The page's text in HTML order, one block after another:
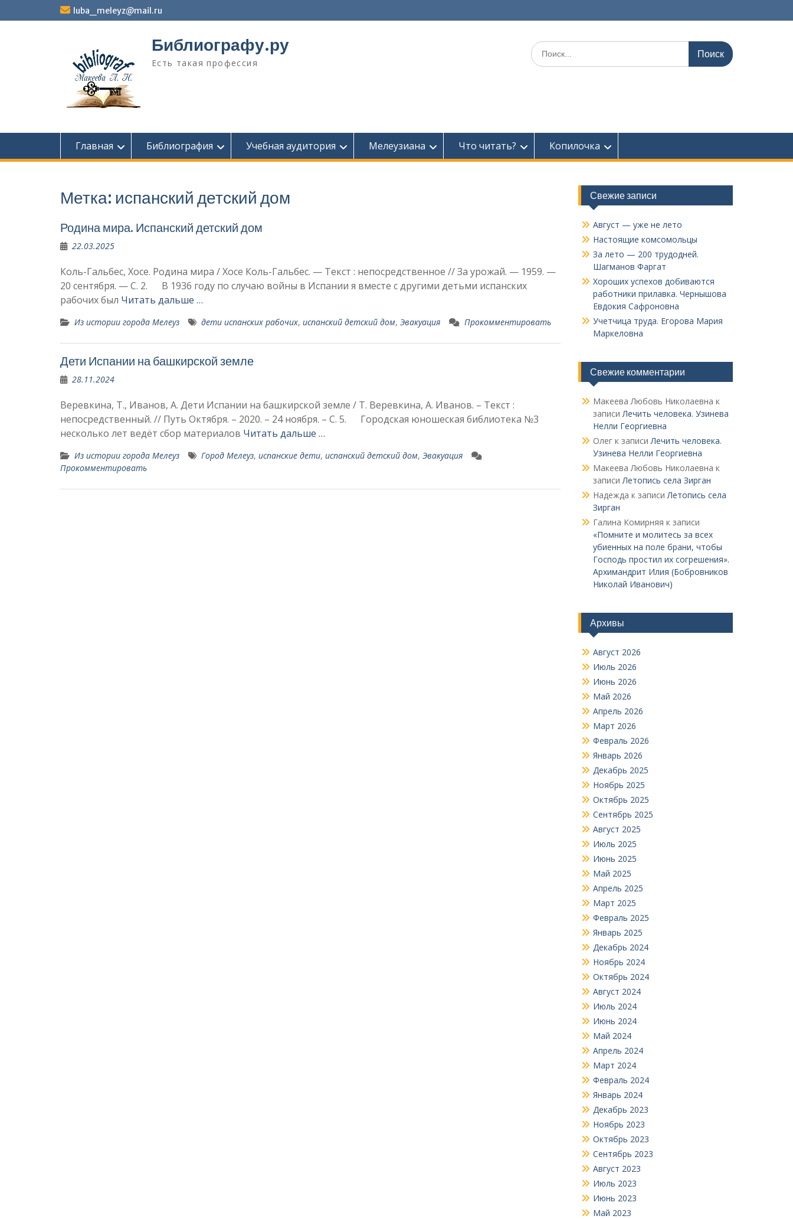
к
luba_meleyz@mail.ru
Библиографу.ру
Есть такая профессия
Поиск
по:
Главная Библиография Учебная аудитория Мелеузиана Что читать? Копилочка
Метка: испанский детский дом
Родина мира. Испанский детский дом
22.03.2025
Коль-Гальбес, Хосе. Родина мира / Хосе Коль-Гальбес. — Текст : непосредственное // За урожай. — 1959. —
20 сентября. — С. 2. В 1936 году по случаю войны в Испании я вместе с другими детьми испан­ских
рабочих был Читать дальше …
Из истории города Мелеуз дети испан­ских рабочих, испанский детский дом, Эвакуация Прокомментировать
Дети Испании на башкирской земле
28.11.2024
Веревкина, Т., Иванов, А. Дети Испании на башкирской земле / Т. Веревкина, А. Иванов. – Текст :
непосредственный. // Путь Октября. – 2020. – 24 ноября. – С. 5. Городская юношеская библиотека №3
несколько лет ведёт сбор материалов Читать дальше …
Из истории города Мелеуз Город Мелеуз, испанские дети, испанский детский дом, Эвакуация
Прокомментировать
Свежие записи
Август — уже не лето
Настоящие комсомольцы
За лето — 200 трудодней.
Шагманов Фаргат
Хороших успехов добиваются
работники прилавка. Чер­нышова
Евдокия Сафроновна
Учетчица труда. Его­рова Мария
Маркеловна
Свежие комментарии
Макеева Любовь Николаевна к
записиЛечить человека. Узинева
Нелли Георгиевна
Олегк записиЛечить человека.
Узинева Нелли Георгиевна
Макеева Любовь Николаевна к
записиЛетопись села Зирган
Надежда к записиЛетопись села
Зирган
Галина Комирняя к записи
«Помните и молитесь за всех
убиенных на поле брани, чтобы
Господь простил их согрешения».
Архимандрит Илия (Бобровников
Николай Иванович)
Архивы
Август 2026
Июль 2026
Июнь 2026
Май 2026
Апрель 2026
Март 2026
Февраль 2026
Январь 2026
Декабрь 2025
Ноябрь 2025
Октябрь 2025
Сентябрь 2025
Август 2025
Июль 2025
Июнь 2025
Май 2025
Апрель 2025
Март 2025
Февраль 2025
Январь 2025
Декабрь 2024
Ноябрь 2024
Октябрь 2024
Август 2024
Июль 2024
Июнь 2024
Май 2024
Апрель 2024
Март 2024
Февраль 2024
Январь 2024
Декабрь 2023
Ноябрь 2023
Октябрь 2023
Сентябрь 2023
Август 2023
Июль 2023
Июнь 2023
Май 2023